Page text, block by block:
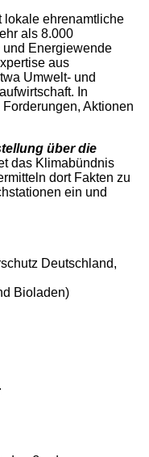
lokale ehrenamtliche
als 8.000
und Energiewende
aus
Umwelt- und
In
Aktionen
über die
das Klimabündnis
dort Fakten zu
ein und
Deutschland,
Bioladen)